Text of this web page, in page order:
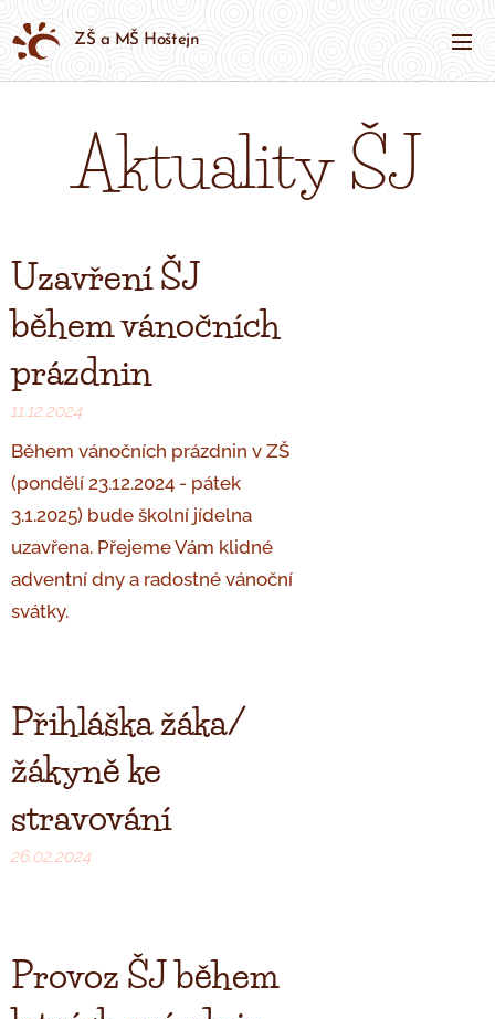
ZŠ a MŠ Hoštejn
Aktuality ŠJ
Uzavření ŠJ
během vánočních
prázdnin
11.12.2024
Během vánočních prázdnin v ZŠ
(pondělí 23.12.2024 - pátek
3.1.2025) bude školní jídelna
uzavřena. Přejeme Vám klidné
adventní dny a radostné vánoční
svátky.
Přihláška žáka/
žákyně ke
stravování
26.02.2024
Provoz ŠJ během